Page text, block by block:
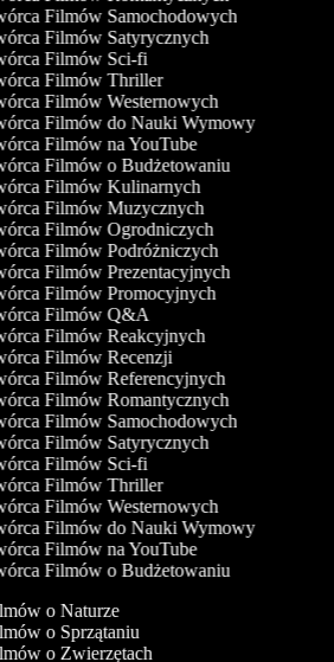
Filmów Samochodowych
Filmów Satyrycznych
Filmów Sci-fi
Filmów Thriller
Filmów Westernowych
Filmów do Nauki Wymowy
Filmów na YouTube
Filmów o Budżetowaniu
Filmów Kulinarnych
Filmów Muzycznych
Filmów Ogrodniczych
Filmów Podróżniczych
Filmów Prezentacyjnych
Filmów Promocyjnych
Filmów Q&A
Filmów Reakcyjnych
Filmów Recenzji
Filmów Referencyjnych
Filmów Romantycznych
Filmów Samochodowych
Filmów Satyrycznych
Filmów Sci-fi
Filmów Thriller
Filmów Westernowych
Filmów do Nauki Wymowy
Filmów na YouTube
Filmów o Budżetowaniu
o Naturze
o Sprzątaniu
o Zwierzętach